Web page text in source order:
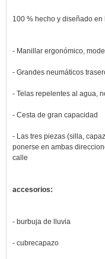
100 % hecho y diseñado
- Manillar ergonómico,
- Grandes neumáticos
- Telas repelentes al agua,
- Cesta de gran capacidad
- Las tres piezas (silla,
ponerse en ambas
calle
accesorios:
- burbuja de lluvia
- cubrecapazo